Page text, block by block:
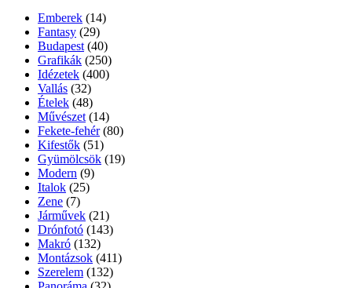
Emberek (14)
Fantasy (29)
Budapest (40)
Grafikák (250)
Idézetek (400)
Vallás (32)
Ételek (48)
Művészet (14)
Fekete-fehér (80)
Kifestők (51)
Gyümölcsök (19)
Modern (9)
Italok (25)
Zene (7)
Járművek (21)
Drónfotó (143)
Makró (132)
Montázsok (411)
Szerelem (132)